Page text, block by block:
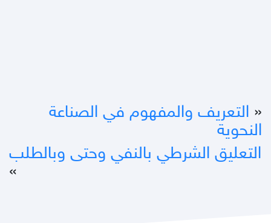
« التعريف والمفهوم في الصناعة
النحوية
التعليق الشرطي بالنفي وحتى وبالطلب
»